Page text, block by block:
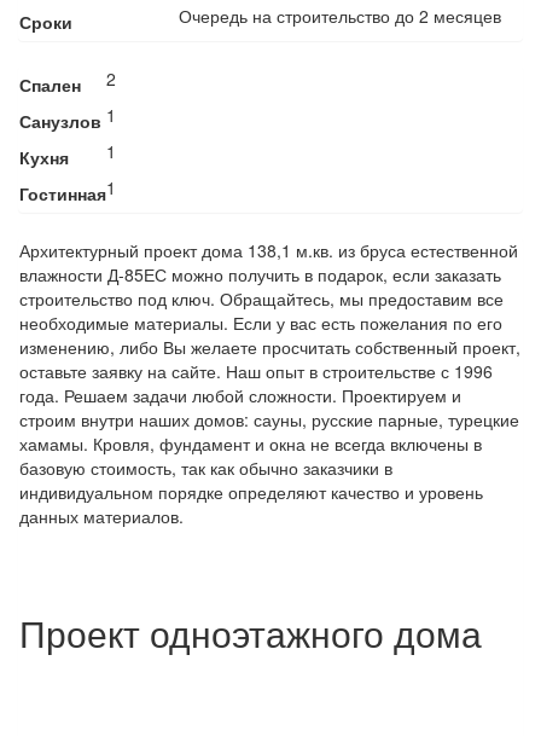
Сроки
Очередь на строительство до 2 месяцев
Спален
2
Санузлов 1
Кухня
1
Гостинная1
Архитектурный проект дома 138,1 м.кв. из бруса естественной
влажности Д-85ЕС можно получить в подарок, если заказать
строительство под ключ. Обращайтесь, мы предоставим все
необходимые материалы. Если у вас есть пожелания по его
изменению, либо Вы желаете просчитать собственный проект,
оставьте заявку на сайте. Наш опыт в строительстве с 1996
года. Решаем задачи любой сложности. Проектируем и
строим внутри наших домов: сауны, русские парные, турецкие
хамамы. Кровля, фундамент и окна не всегда включены в
базовую стоимость, так как обычно заказчики в
индивидуальном порядке определяют качество и уровень
данных материалов.
Проект одноэтажного дома